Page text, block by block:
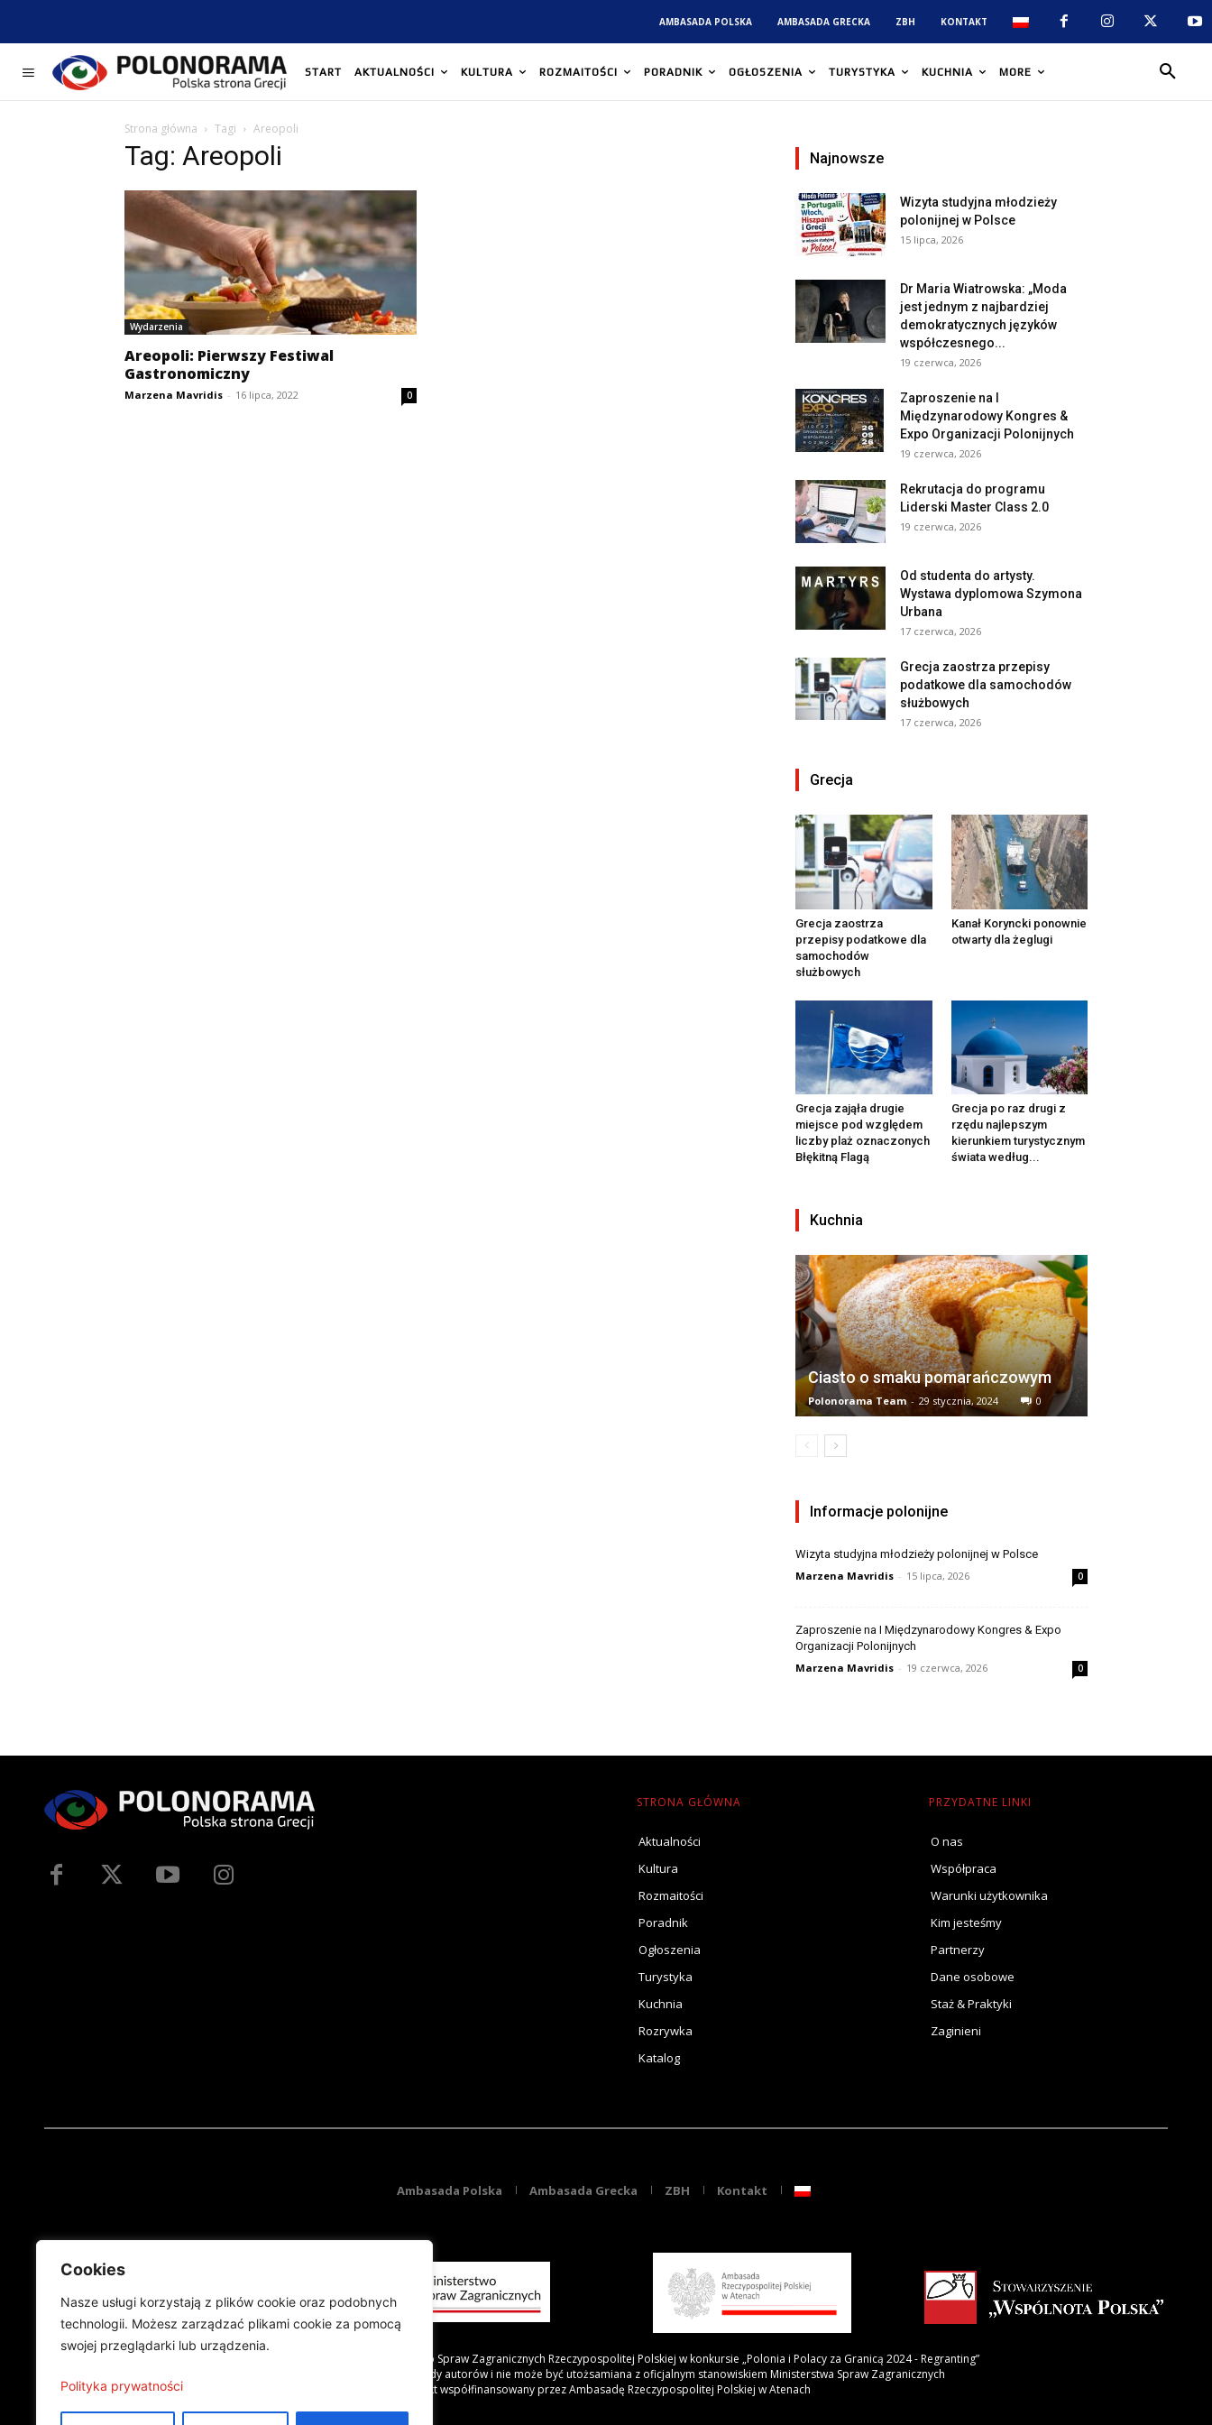
Cookies
Nasze usługi korzystają z plików cookie oraz podobnych
technologii. Możesz zarządzać plikami cookie za pomocą
swojej przeglądarki lub urządzenia.
Polityka prywatności
AMBASADA POLSKA AMBASADA GRECKA ZBH KONTAKT
START AKTUALNOŚCI KULTURA ROZMAITOŚCI PORADNIK OGŁOSZENIA TURYSTYKA KUCHNIA MORE
Strona główna Tagi Areopoli
Tag: Areopoli
Wydarzenia
Areopoli: Pierwszy Festiwal
Gastronomiczny
Marzena Mavridis - 16 lipca, 2022 0
Najnowsze
Wizyta studyjna młodzieży
polonijnej w Polsce
15 lipca, 2026
Dr Maria Wiatrowska: „Moda
jest jednym z najbardziej
demokratycznych języków
współczesnego...
19 czerwca, 2026
Zaproszenie na I
Międzynarodowy Kongres &
Expo Organizacji Polonijnych
19 czerwca, 2026
Rekrutacja do programu
Liderski Master Class 2.0
19 czerwca, 2026
Od studenta do artysty.
Wystawa dyplomowa Szymona
Urbana
17 czerwca, 2026
Grecja zaostrza przepisy
podatkowe dla samochodów
służbowych
17 czerwca, 2026
Grecja
Grecja zaostrza
przepisy podatkowe dla
samochodów
służbowych
Kanał Koryncki ponownie
otwarty dla żeglugi
Grecja zająła drugie
miejsce pod względem
liczby plaż oznaczonych
Błękitną Flagą
Grecja po raz drugi z
rzędu najlepszym
kierunkiem turystycznym
świata według...
Kuchnia
Ciasto o smaku pomarańczowym
Polonorama Team - 29 stycznia, 2024 0
Informacje polonijne
Wizyta studyjna młodzieży polonijnej w Polsce
Marzena Mavridis - 15 lipca, 2026 0
Zaproszenie na I Międzynarodowy Kongres & Expo
Organizacji Polonijnych
Marzena Mavridis - 19 czerwca, 2026 0
STRONA GŁÓWNA
Aktualności
Kultura
Rozmaitości
Poradnik
Ogłoszenia
Turystyka
Kuchnia
Rozrywka
Katalog
PRZYDATNE LINKI
O nas
Współpraca
Warunki użytkownika
Kim jesteśmy
Partnerzy
Dane osobowe
Staż & Praktyki
Zaginieni
Ambasada Polska Ambasada Grecka ZBH Kontakt
Projekt finansowany przez Ministerstwo Spraw Zagranicznych Rzeczypospolitej Polskiej w konkursie „Polonia i Polacy za Granicą 2024 - Regranting”
Publikacja wyraża jedynie poglądy autorów i nie może być utożsamiana z oficjalnym stanowiskiem Ministerstwa Spraw Zagranicznych
Projekt współfinansowany przez Ambasadę Rzeczypospolitej Polskiej w Atenach